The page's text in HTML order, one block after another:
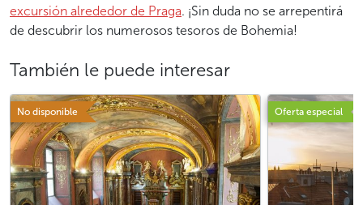
excursión alrededor de Praga. ¡Sin duda no se arrepentirá
de descubrir los numerosos tesoros de Bohemia!
También le puede interesar
No disponible Oferta especial